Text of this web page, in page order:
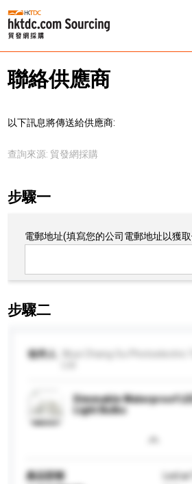
聯絡供應商
以下訊息將傳送給供應商:
查詢來源: 貿發網採購
步驟一
電郵地址(填寫您的公司電郵地址以獲
步驟二
收件人
Dimmable Waterproof
Light Bulbs
產品型號
Led